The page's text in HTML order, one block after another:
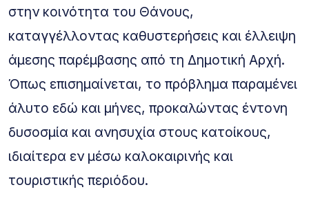
στην κοινότητα του Θάνους,
καταγγέλλοντας καθυστερήσεις και έλλειψη
άμεσης παρέμβασης από τη Δημοτική Αρχή.
Όπως επισημαίνεται, το πρόβλημα παραμένει
άλυτο εδώ και μήνες, προκαλώντας έντονη
δυσοσμία και ανησυχία στους κατοίκους,
ιδιαίτερα εν μέσω καλοκαιρινής και
τουριστικής περιόδου.